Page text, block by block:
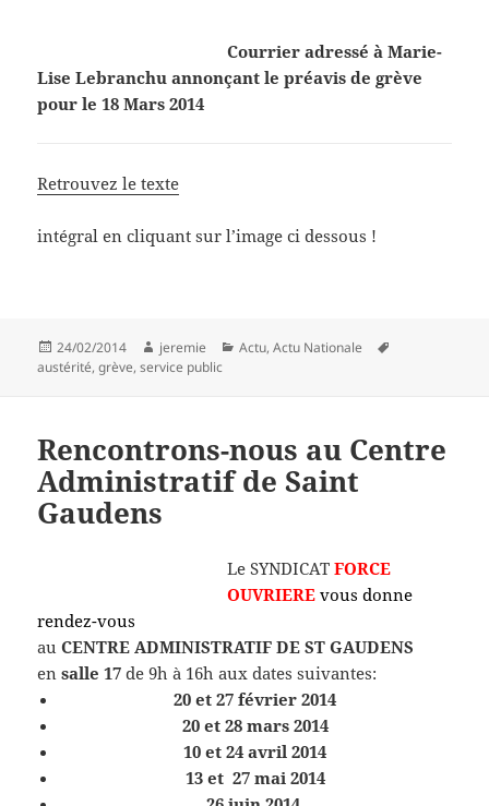
Courrier adressé à Marie-
Lise Lebranchu annonçant le préavis de grève
pour le 18 Mars 2014
Retrouvez le texte
intégral en cliquant sur l’image ci dessous !
Publié
le
24/02/2014 Auteur
jeremie Catégories
Actu,Actu Nationale
austérité,grève,service public
Rencontrons-nous au Centre
Administratif de Saint
Gaudens
Le SYNDICATFORCE
OUVRIERE vous donne
rendez-vous
auCENTRE ADMINISTRATIF DE ST GAUDENS
ensalle 17 de 9h à 16h aux dates suivantes:
20 et 27 février 2014
20 et 28 mars 2014
10 et 24 avril 2014
13 et 27 mai 2014